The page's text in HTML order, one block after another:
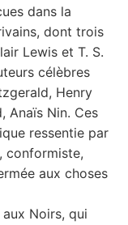
dans la
dont trois
Lewis et T. S.
célèbres
Henry
Anaïs Nin. Ces
ressentie par
conformiste,
aux choses
Noirs, qui